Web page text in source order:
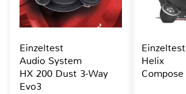
Einzeltest
Audio System
HX 200 Dust 3-Way
Evo3
Einzeltest
Helix
Compose